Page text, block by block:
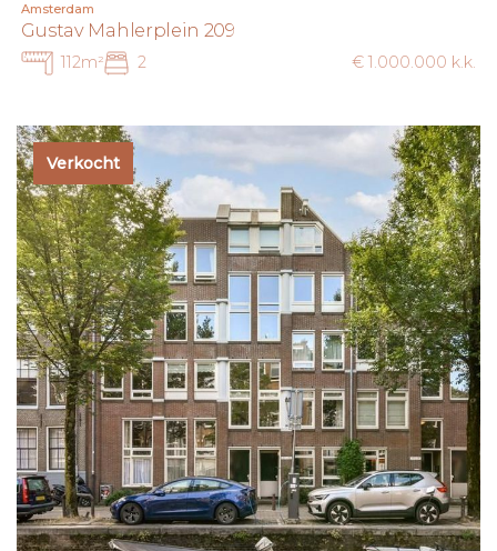
Amsterdam
Gustav Mahlerplein 209
112m² 2 € 1.000.000 k.k.
Verkocht